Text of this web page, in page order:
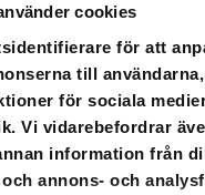
cookies
för att
till användarna,
för sociala
Vi vidarebefordrar
information från
annons- och